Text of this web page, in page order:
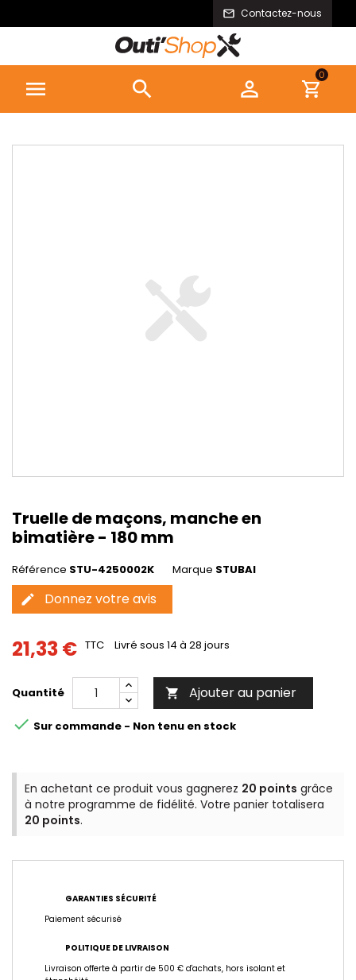
Contactez-nous
  
0
Truelle de maçons, manche en
bimatière - 180 mm
Référence STU-4250002K Marque STUBAI
edit Donnez votre avis
21,33 € TTC Livré sous 14 à 28 jours
Quantité  Ajouter au panier
 Sur commande - Non tenu en stock
En achetant ce produit vous gagnerez 20 points grâce
à notre programme de fidélité. Votre panier totalisera
20 points.
GARANTIES SÉCURITÉ
Paiement sécurisé
POLITIQUE DE LIVRAISON
Livraison offerte à partir de 500 € d'achats, hors isolant et